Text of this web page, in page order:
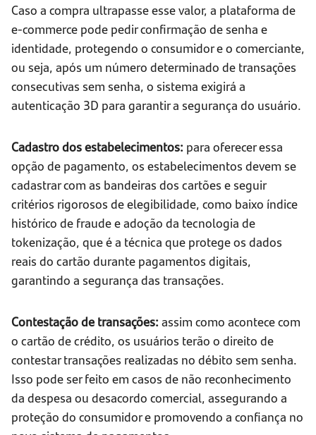
Caso a compra ultrapasse esse valor, a plataforma de
e-commerce pode pedir confirmação de senha e
identidade, protegendo o consumidor e o comerciante,
ou seja, após um número determinado de transações
consecutivas sem senha, o sistema exigirá a
autenticação 3D para garantir a segurança do usuário.
Cadastro dos estabelecimentos: para oferecer essa
opção de pagamento, os estabelecimentos devem se
cadastrar com as bandeiras dos cartões e seguir
critérios rigorosos de elegibilidade, como baixo índice
histórico de fraude e adoção da tecnologia de
tokenização, que é a técnica que protege os dados
reais do cartão durante pagamentos digitais,
garantindo a segurança das transações.
Contestação de transações: assim como acontece com
o cartão de crédito, os usuários terão o direito de
contestar transações realizadas no débito sem senha.
Isso pode ser feito em casos de não reconhecimento
da despesa ou desacordo comercial, assegurando a
proteção do consumidor e promovendo a confiança no